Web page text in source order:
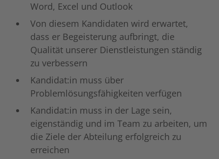
Word, Excel und Outlook
Von diesem Kandidaten wird erwartet,
dass er Begeisterung aufbringt, die
Qualität unserer Dienstleistungen ständig
zu verbessern
Kandidat:in muss über
Problemlösungsfähigkeiten verfügen
Kandidat:in muss in der Lage sein,
eigenständig und im Team zu arbeiten, um
die Ziele der Abteilung erfolgreich zu
erreichen